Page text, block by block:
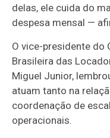
delas, ele cuida do
despesa mensal —
O vice-presidente do
Brasileira das
Miguel Junior,
atuam tanto na
coordenação de
operacionais.